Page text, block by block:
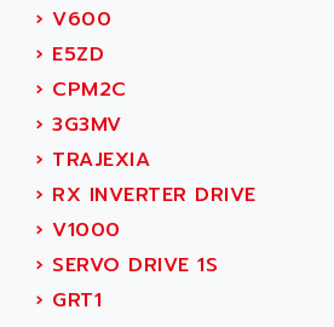
AGI
AGIE
AGILENT
AGILENT TECHNOLOGIES
AGILER
AGP
AGS
AGTATAC
AGTATEC AG
› V600
› E5ZD
› CPM2C
› 3G3MV
› TRAJEXIA
› RX INVERTER DRIVE
› V1000
› SERVO DRIVE 1S
› GRT1